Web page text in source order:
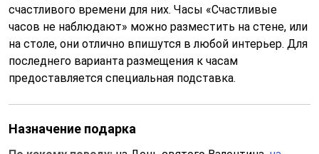
счастливого времени для них. Часы «Счастливые
часов не наблюдают» можно разместить на стене, или
на столе, они отлично впишутся в любой интерьер. Для
последнего варианта размещения к часам
предоставляется специальная подставка.
Назначение подарка